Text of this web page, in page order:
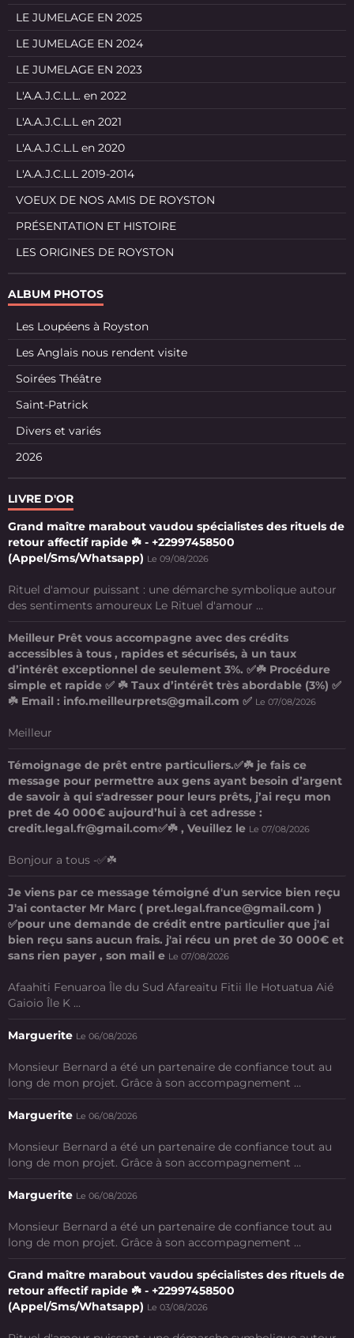
LE JUMELAGE EN 2025
LE JUMELAGE EN 2024
LE JUMELAGE EN 2023
L'A.A.J.C.L.L. en 2022
L'A.A.J.C.L.L en 2021
L'A.A.J.C.L.L en 2020
L'A.A.J.C.L.L 2019-2014
VOEUX DE NOS AMIS DE ROYSTON
PRÉSENTATION ET HISTOIRE
LES ORIGINES DE ROYSTON
ALBUM PHOTOS
Les Loupéens à Royston
Les Anglais nous rendent visite
Soirées Théâtre
Saint-Patrick
Divers et variés
2026
LIVRE D'OR
Grand maître marabout vaudou spécialistes des rituels de
retour affectif rapide ☘️ - +22997458500
(Appel/Sms/Whatsapp) Le 09/08/2026
Rituel d'amour puissant : une démarche symbolique autour
des sentiments amoureux Le Rituel d'amour ...
Meilleur Prêt vous accompagne avec des crédits
accessibles à tous , rapides et sécurisés, à un taux
d’intérêt exceptionnel de seulement 3%. ✅☘️ Procédure
simple et rapide ✅ ☘️ Taux d’intérêt très abordable (3%) ✅
☘️ Email : info.meilleurprets@gmail.com ✅ Le 07/08/2026
Meilleur
Témoignage de prêt entre particuliers.✅☘️ je fais ce
message pour permettre aux gens ayant besoin d’argent
de savoir à qui s'adresser pour leurs prêts, j’ai reçu mon
pret de 40 000€ aujourd’hui à cet adresse :
credit.legal.fr@gmail.com✅☘️ , Veuillez le Le 07/08/2026
Bonjour a tous -✅☘️
Je viens par ce message témoigné d'un service bien reçu
J'ai contacter Mr Marc ( pret.legal.france@gmail.com )
✅pour une demande de crédit entre particulier que j'ai
bien reçu sans aucun frais. j'ai récu un pret de 30 000€ et
sans rien payer , son mail e Le 07/08/2026
Afaahiti Fenuaroa Île du Sud Afareaitu Fitii Ile Hotuatua Aié
Gaioio Île K ...
Marguerite Le 06/08/2026
Monsieur Bernard a été un partenaire de confiance tout au
long de mon projet. Grâce à son accompagnement ...
Marguerite Le 06/08/2026
Monsieur Bernard a été un partenaire de confiance tout au
long de mon projet. Grâce à son accompagnement ...
Marguerite Le 06/08/2026
Monsieur Bernard a été un partenaire de confiance tout au
long de mon projet. Grâce à son accompagnement ...
Grand maître marabout vaudou spécialistes des rituels de
retour affectif rapide ☘️ - +22997458500
(Appel/Sms/Whatsapp) Le 03/08/2026